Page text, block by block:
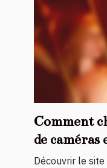
Comment
de caméras
moments
Découvrir le